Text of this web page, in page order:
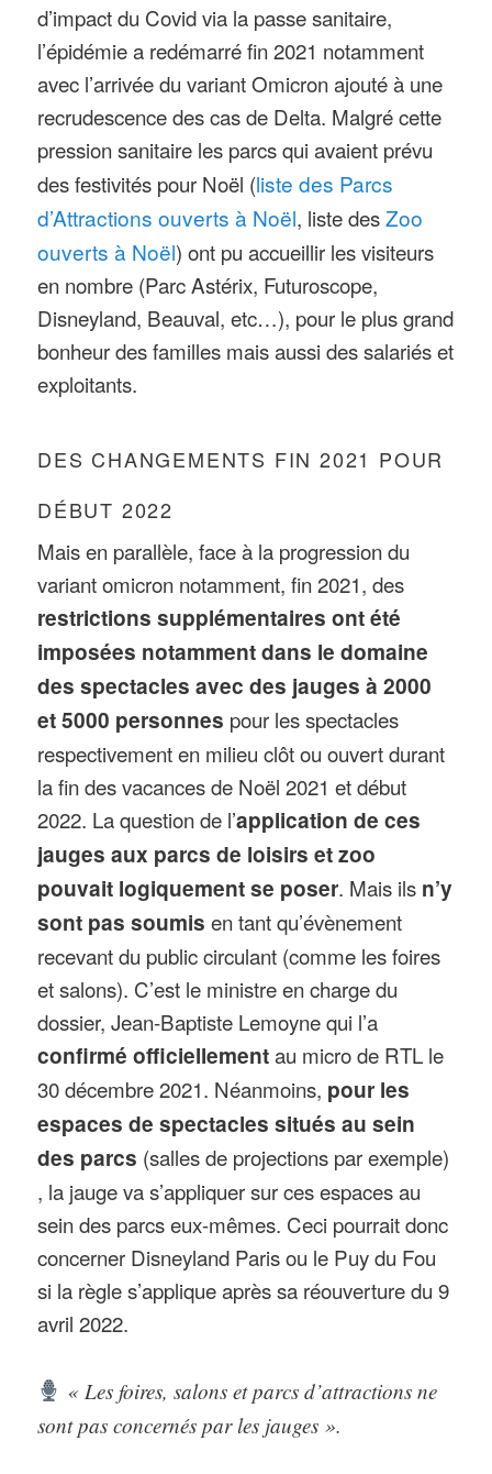
d’impact du Covid via la passe sanitaire,
l’épidémie a redémarré fin 2021 notamment
avec l’arrivée du variant Omicron ajouté à une
recrudescence des cas de Delta. Malgré cette
pression sanitaire les parcs qui avaient prévu
des festivités pour Noël (liste des Parcs
d’Attractions ouverts à Noël, liste desZoo
ouverts à Noël) ont pu accueillir les visiteurs
en nombre (Parc Astérix, Futuroscope,
Disneyland, Beauval, etc…), pour le plus grand
bonheur des familles mais aussi des salariés et
exploitants.
DES CHANGEMENTS FIN 2021 POUR
DÉBUT 2022
Mais en parallèle, face à la progression du
variant omicron notamment, fin 2021, des
restrictions supplémentaires ont été
imposées notamment dans le domaine
des spectacles avec des jauges à 2000
et 5000 personnes pour les spectacles
respectivement en milieu clôt ou ouvert durant
la fin des vacances de Noël 2021 et début
2022. La question de l’application de ces
jauges aux parcs de loisirs et zoo
pouvait logiquement se poser. Mais ils n’y
sont pas soumis en tant qu’évènement
recevant du public circulant (comme les foires
et salons). C’est le ministre en charge du
dossier, Jean-Baptiste Lemoyne qui l’a
confirmé officiellementau micro de RTL le
30 décembre 2021. Néanmoins, pour les
espaces de spectacles situés au sein
des parcs (salles de projections par exemple)
, la jauge va s’appliquer sur ces espaces au
sein des parcs eux-mêmes. Ceci pourrait donc
concerner Disneyland Paris ou le Puy du Fou
si la règle s’applique après sa réouverture du 9
avril 2022.
« Les foires, salons et parcs d’attractions ne
sont pas concernés par les jauges ».